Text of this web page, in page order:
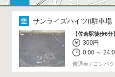
サンライズハイツII駐車場
【佐倉駅徒歩6分】
300円
0:00 ～
普通車 / コンパ